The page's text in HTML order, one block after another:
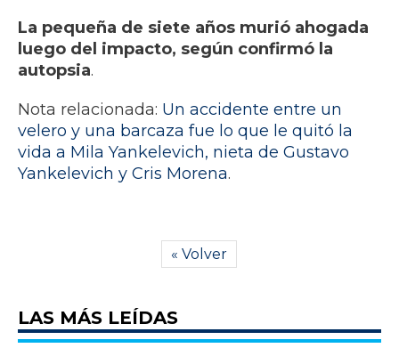
La pequeña de siete años murió ahogada
luego del impacto, según confirmó la
autopsia.
Nota relacionada: Un accidente entre un
velero y una barcaza fue lo que le quitó la
vida a Mila Yankelevich, nieta de Gustavo
Yankelevich y Cris Morena.
« Volver
LAS MÁS LEÍDAS